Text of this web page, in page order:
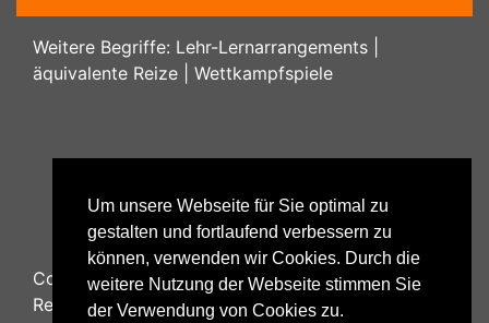
Um unsere Webseite für Sie optimal zu
gestalten und fortlaufend verbessern zu
können, verwenden wir Cookies. Durch die
weitere Nutzung der Webseite stimmen Sie
der Verwendung von Cookies zu.
Weitere Begriffe: Lehr-Lernarrangements
äquivalente Reize
Wettkampfspiele
Copyright © 2026Psychology48.com - All Rights
Reserved.